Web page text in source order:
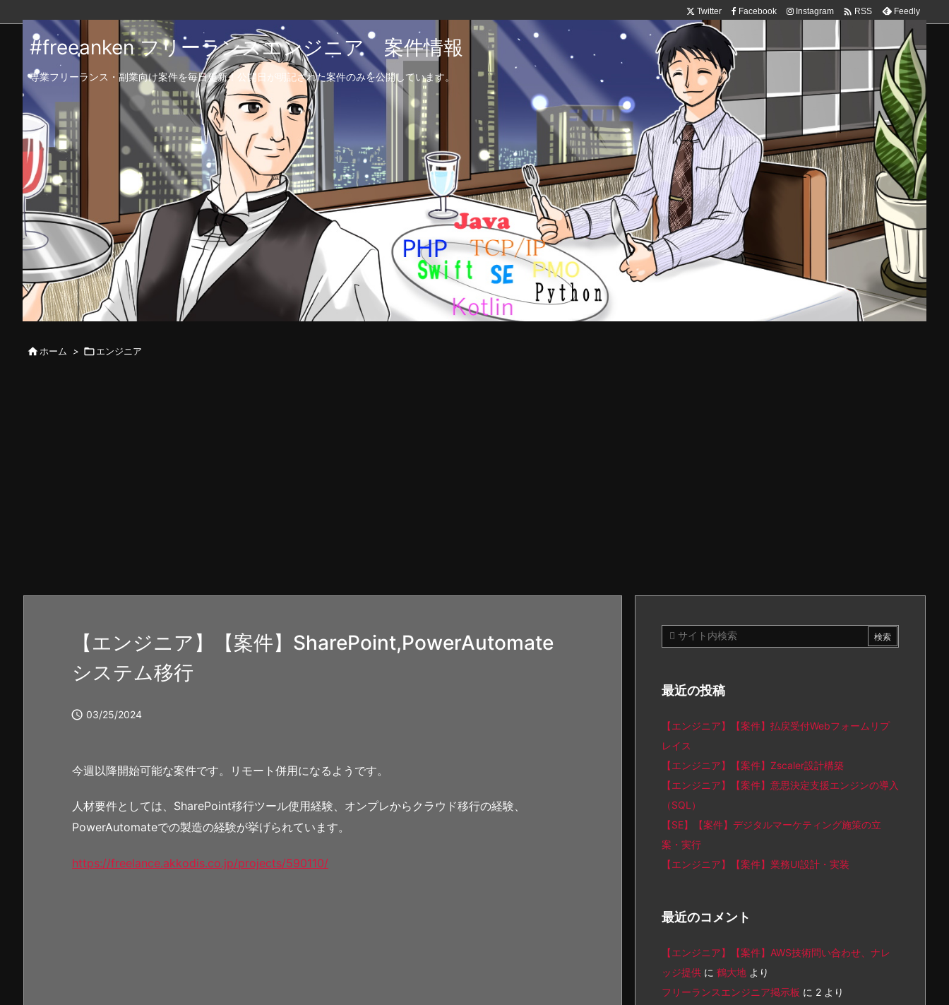
Twitter Facebook Instagram  RSS Feedly
#freeanken フリーランスエンジニア 案件情報
専業フリーランス・副業向け案件を毎日更新！公開日が明記された案件のみを公開しています。
 ホーム > エンジニア
【エンジニア】【案件】SharePoint,PowerAutomate
システム移行
 03/25/2024
今週以降開始可能な案件です。リモート併用になるようです。
人材要件としては、SharePoint移行ツール使用経験、オンプレからクラウド移行の経験、
PowerAutomateでの製造の経験が挙げられています。
https://freelance.akkodis.co.jp/projects/590110/
最近の投稿
【エンジニア】【案件】払戻受付Webフォームリプ
レイス
【エンジニア】【案件】Zscaler設計構築
【エンジニア】【案件】意思決定支援エンジンの導入
（SQL）
【SE】【案件】デジタルマーケティング施策の立
案・実行
【エンジニア】【案件】業務UI設計・実装
最近のコメント
【エンジニア】【案件】AWS技術問い合わせ、ナレ
ッジ提供 に 鶴大地 より
フリーランスエンジニア掲示板 に 2 より